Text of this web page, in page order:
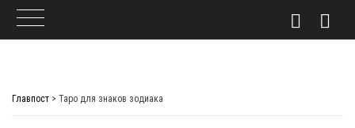
Главпост > Таро для знаков зодиака